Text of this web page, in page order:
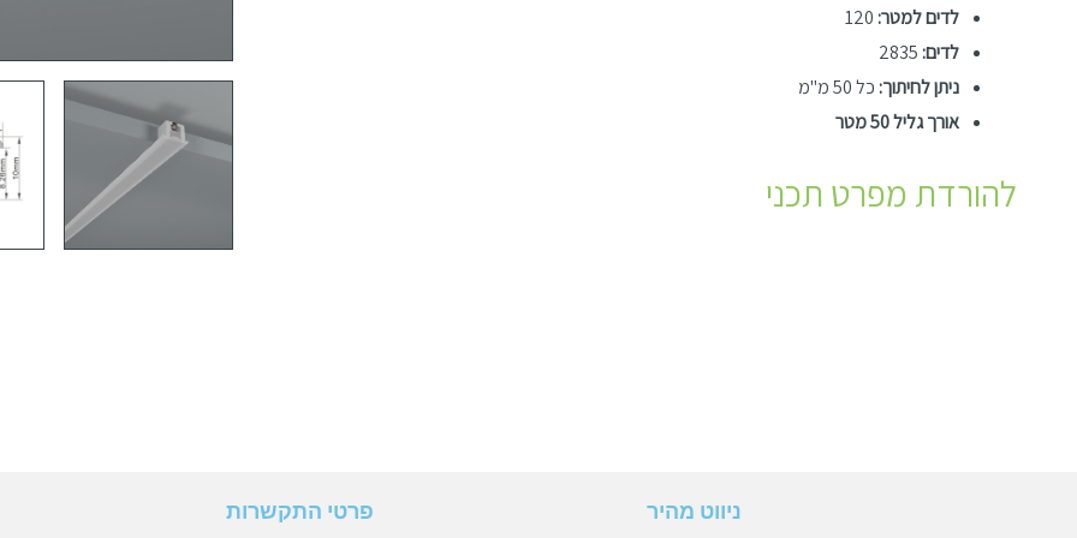
לדים למטר:
לדים: 2835
ניתן לחיתוך: כל 50 מ"מ
אורך גליל 50 מטר
להורדת מפרט תכני
ניווט מהיר פרטי התקשרות